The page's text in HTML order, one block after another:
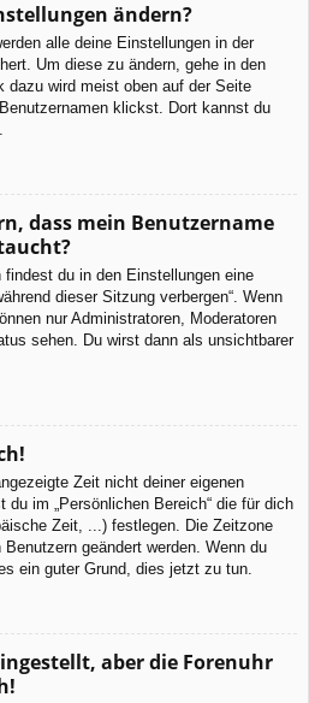
ändern?
alle deine Einstellungen in der
Um diese zu ändern, gehe in den
dazu wird meist oben auf der Seite
klickst. Dort kannst du
dass mein Benutzername
findest du in den Einstellungen eine
dieser Sitzung verbergen“. Wenn
nur Administratoren, Moderatoren
sehen. Du wirst dann als unsichtbarer
Zeit nicht deiner eigenen
im „Persönlichen Bereich“ die für dich
Zeit, ...) festlegen. Die Zeitzone
geändert werden. Wenn du
ein guter Grund, dies jetzt zu tun.
aber die Forenuhr